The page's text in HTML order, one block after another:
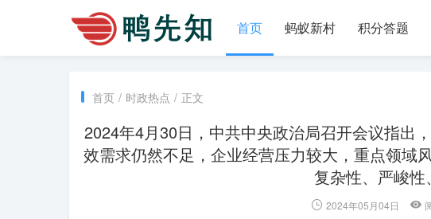
首页 蚂蚁新村 积分答题
首页 / 时政热点 / 正文
2024年4月30日，中共中央政治局召开会议指出
效需求仍然不足，企业经营压力较大，重点领域
复杂性、严峻性
2024年05月04日